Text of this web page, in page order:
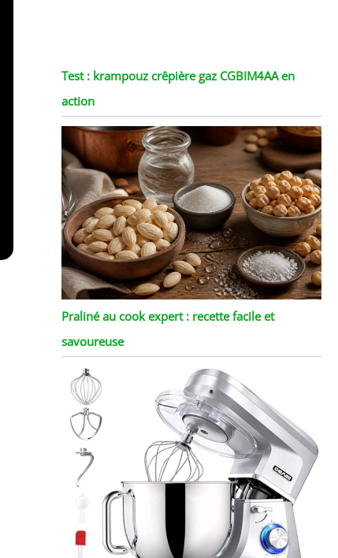
Test : krampouz crêpière gaz CGBIM4AA en
action
Praliné au cook expert : recette facile et
savoureuse